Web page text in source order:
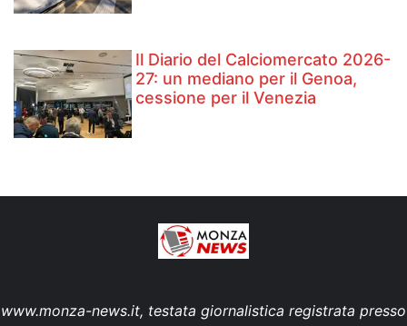
Il Diario del Calciomercato 2026-
27: un mediano per il Genoa,
cessione per il Venezia
www.monza-news.it, testata giornalistica registrata presso